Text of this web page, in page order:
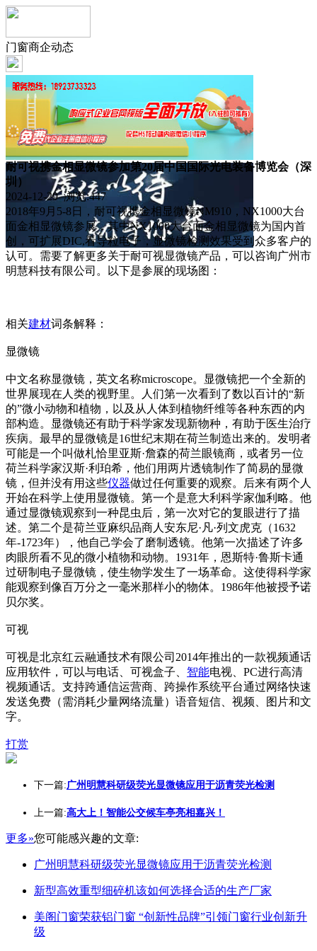
门窗商企动态
耐可视携金相显微镜参加第20届中国国际光电装备博览会（深
圳）
2024-12-29 浏览:447
2018年9月5-8日，耐可视携金相显微镜NM910，NX1000大台
面金相显微镜参展，其中NX1000大台面金相显微镜为国内首
创，可扩展DIC,看导粒电子，显微镜检测效果受到众多客户的
认可。需要了解更多关于耐可视显微镜产品，可以咨询广州市
明慧科技有限公司。以下是参展的现场图：
相关建材词条解释：
显微镜
中文名称显微镜，英文名称microscope。显微镜把一个全新的
世界展现在人类的视野里。人们第一次看到了数以百计的“新
的”微小动物和植物，以及从人体到植物纤维等各种东西的内
部构造。显微镜还有助于科学家发现新物种，有助于医生治疗
疾病。最早的显微镜是16世纪末期在荷兰制造出来的。发明者
可能是一个叫做札恰里亚斯·詹森的荷兰眼镜商，或者另一位
荷兰科学家汉斯·利珀希，他们用两片透镜制作了简易的显微
镜，但并没有用这些仪器做过任何重要的观察。后来有两个人
开始在科学上使用显微镜。第一个是意大利科学家伽利略。他
通过显微镜观察到一种昆虫后，第一次对它的复眼进行了描
述。第二个是荷兰亚麻织品商人安东尼·凡·列文虎克（1632
年-1723年），他自己学会了磨制透镜。他第一次描述了许多
肉眼所看不见的微小植物和动物。1931年，恩斯特·鲁斯卡通
过研制电子显微镜，使生物学发生了一场革命。这使得科学家
能观察到像百万分之一毫米那样小的物体。1986年他被授予诺
贝尔奖。
可视
可视是北京红云融通技术有限公司2014年推出的一款视频通话
应用软件，可以与电话、可视盒子、 智能电视、PC进行高清
视频通话。支持跨通信运营商、跨操作系统平台通过网络快速
发送免费（需消耗少量网络流量）语音短信、视频、图片和文
字。
打赏
下一篇:广州明慧科研级荧光显微镜应用于沥青荧光检测
上一篇:高大上！智能公交候车亭亮相嘉兴！
更多»您可能感兴趣的文章:
广州明慧科研级荧光显微镜应用于沥青荧光检测
新型高效重型细碎机该如何选择合适的生产厂家
美阁门窗荣获铝门窗 “创新性品牌”引领门窗行业创新升
级